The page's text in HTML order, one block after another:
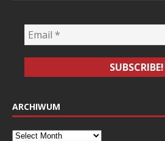
ARCHIWUM